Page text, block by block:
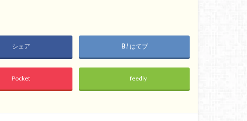
シェア はてブ
Pocket feedly